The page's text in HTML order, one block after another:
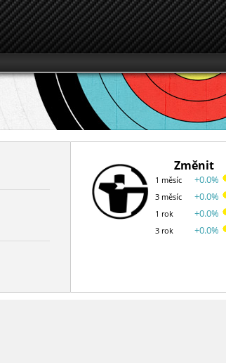
Změnit
1 měsíc
3 měsíc
1 rok
3 rok
+0.0%
+0.0%
+0.0%
+0.0%